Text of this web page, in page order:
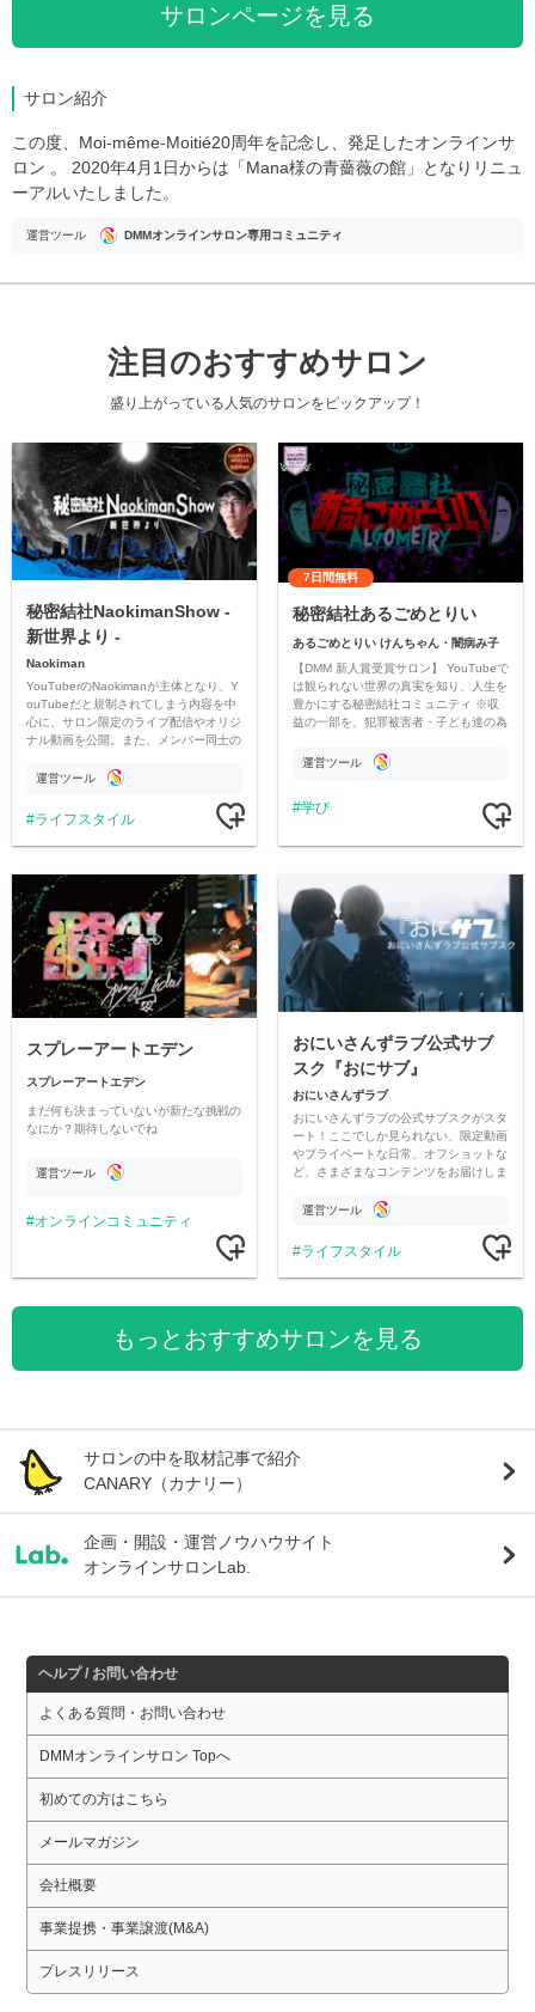
サロンページを見る
サロン紹介
この度、Moi-même-Moitié20周年を記念し、発足したオンラインサ
ロン 。 2020年4月1日からは「Mana様の青薔薇の館」となりリニュ
ーアルいたしました。
運営ツール DMMオンラインサロン専用コミュニティ
注目のおすすめサロン
盛り上がっている人気のサロンをピックアップ！
秘密結社NaokimanShow -
新世界より -
Naokiman
YouTuberのNaokimanが主体となり、Y
ouTubeだと規制されてしまう内容を中
心に、サロン限定のライブ配信やオリジ
ナル動画を公開。また、メンバー同士の
ただいています。
運営ツール
ライフスタイル
7日間無料
秘密結社あるごめとりい
あるごめとりい けんちゃん・闇病み子
【DMM 新人賞受賞サロン】 YouTubeで
は観られない世界の真実を知り、人生を
豊かにする秘密結社コミュニティ ※収
益の一部を、犯罪被害者・子ども達の為
す運営ツール
学び
スプレーアートエデン
スプレーアートエデン
まだ何も決まっていないが新たな挑戦の
なにか？期待しないでね
運営ツール
オンラインコミュニティ
おにいさんずラブ公式サブ
スク『おにサブ』
おにいさんずラブ
おにいさんずラブの公式サブスクがスタ
ート！ここでしか見られない、限定動画
やプライベートな日常、オフショットな
ど、さまざまなコンテンツをお届けしま
運営ツール
ライフスタイル
もっとおすすめサロンを見る
サロンの中を取材記事で紹介
CANARY（カナリー）
企画・開設・運営ノウハウサイト
オンラインサロンLab.
ヘルプ / お問い合わせ
よくある質問・お問い合わせ
DMMオンラインサロン Topへ
初めての方はこちら
メールマガジン
会社概要
事業提携・事業譲渡(M&A)
プレスリリース